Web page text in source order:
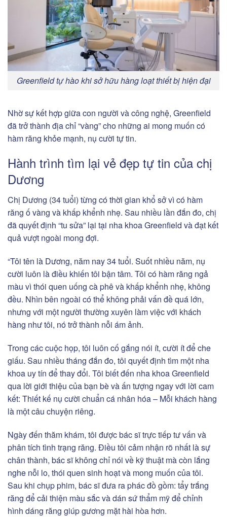
Greenfield tự hào khi sở hữu hàng loạt thiết bị hiện đại
Nhờ sự kết hợp giữa con người và công nghệ, Greenfield
đã trở thành địa chỉ “vàng” cho những ai mong muốn có
hàm răng khỏe mạnh, nụ cười tự tin.
Hành trình tìm lại vẻ đẹp tự tin của chị
Dương
Chị Dương (34 tuổi) từng có thời gian khổ sở vì có hàm
răng ố vàng và khấp khểnh nhẹ. Sau nhiều lần đắn đo, chị
đã quyết định “tu sửa” lại tại nha khoa Greenfield và đạt kết
quả vượt ngoài mong đợi.
“Tôi tên là Dương, năm nay 34 tuổi. Suốt nhiều năm, nụ
cười luôn là điều khiến tôi bận tâm. Tôi có hàm răng ngả
màu vì thói quen uống cà phê và khấp khểnh nhẹ, không
đều. Nhìn bên ngoài có thể không phải vấn đề quá lớn,
nhưng với một người thường xuyên làm việc với khách
hàng như tôi, nó trở thành nỗi ám ảnh.
Trong các cuộc họp, tôi luôn cố gắng nói ít, cười ít để che
giấu. Sau nhiều tháng đắn đo, tôi quyết định tìm một nha
khoa uy tín để thay đổi. Tôi biết đến nha khoa Greenfield
qua lời giới thiệu của bạn bè và ấn tượng ngay với lời cam
kết: Thiết kế nụ cười chuẩn cá nhân hóa – Mỗi khách hàng
là một câu chuyện riêng.
Ngày đến thăm khám, tôi được bác sĩ trực tiếp tư vấn và
phân tích tình trạng răng. Điều tôi cảm nhận rõ nhất là sự
chân thành, bác sĩ không chỉ nói về kỹ thuật mà còn lắng
nghe nỗi lo, thói quen sinh hoạt và mong muốn của tôi.
Sau khi chụp phim, bác sĩ đưa ra phác đồ gồm: tẩy trắng
răng để cải thiện màu sắc và dán sứ thẩm mỹ để chỉnh
hình dáng răng giúp gương mặt hài hòa hơn.